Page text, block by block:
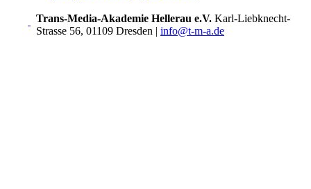
Trans-Media-Akademie Hellerau e.V. Karl-Liebknecht-
Strasse 56, 01109 Dresden | info@t-m-a.de